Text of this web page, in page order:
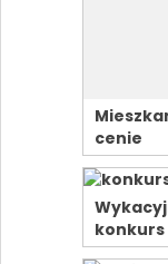
cenie